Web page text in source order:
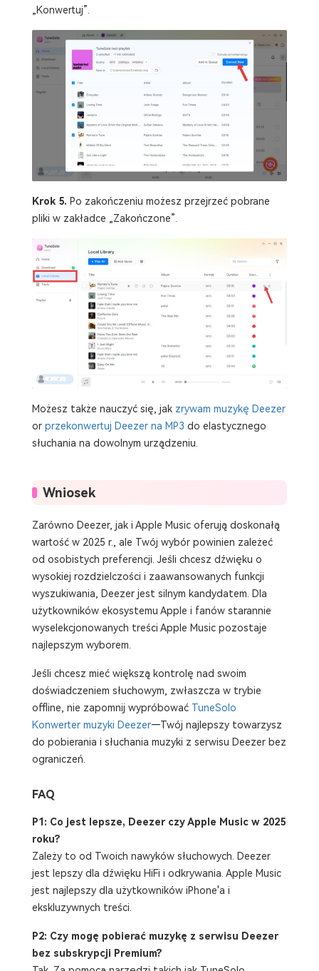
„Konwertuj”.
Krok 5. Po zakończeniu możesz przejrzeć pobrane
pliki w zakładce „Zakończone”.
Możesz także nauczyć się, jak zrywam muzykę Deezer
or przekonwertuj Deezer na MP3 do elastycznego
słuchania na dowolnym urządzeniu.
Wniosek
Zarówno Deezer, jak i Apple Music oferują doskonałą
wartość w 2025 r., ale Twój wybór powinien zależeć
od osobistych preferencji. Jeśli chcesz dźwięku o
wysokiej rozdzielczości i zaawansowanych funkcji
wyszukiwania, Deezer jest silnym kandydatem. Dla
użytkowników ekosystemu Apple i fanów starannie
wyselekcjonowanych treści Apple Music pozostaje
najlepszym wyborem.
Jeśli chcesz mieć większą kontrolę nad swoim
doświadczeniem słuchowym, zwłaszcza w trybie
offline, nie zapomnij wypróbować TuneSolo
Konwerter muzyki Deezer—Twój najlepszy towarzysz
do pobierania i słuchania muzyki z serwisu Deezer bez
ograniczeń.
FAQ
P1: Co jest lepsze, Deezer czy Apple Music w 2025
roku?
Zależy to od Twoich nawyków słuchowych. Deezer
jest lepszy dla dźwięku HiFi i odkrywania. Apple Music
jest najlepszy dla użytkowników iPhone'a i
ekskluzywnych treści.
P2: Czy mogę pobierać muzykę z serwisu Deezer
bez subskrypcji Premium?